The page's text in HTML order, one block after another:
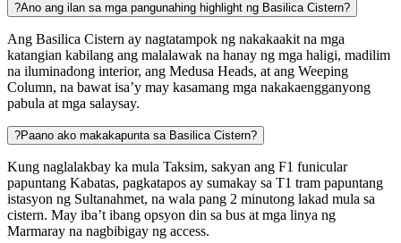
?Ano ang ilan sa mga pangunahing highlight ng Basilica Cistern?
Ang Basilica Cistern ay nagtatampok ng nakakaakit na mga
katangian kabilang ang malalawak na hanay ng mga haligi, madilim
na iluminadong interior, ang Medusa Heads, at ang Weeping
Column, na bawat isa’y may kasamang mga nakakaengganyong
pabula at mga salaysay.
?Paano ako makakapunta sa Basilica Cistern?
Kung naglalakbay ka mula Taksim, sakyan ang F1 funicular
papuntang Kabatas, pagkatapos ay sumakay sa T1 tram papuntang
istasyon ng Sultanahmet, na wala pang 2 minutong lakad mula sa
cistern. May iba’t ibang opsyon din sa bus at mga linya ng
Marmaray na nagbibigay ng access.